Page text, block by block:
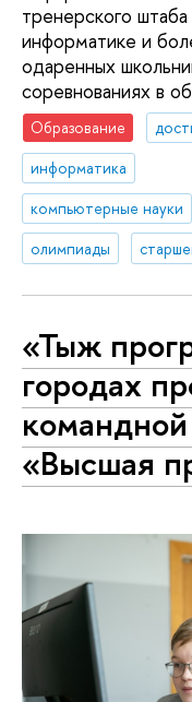
тренерского
информатике и
одаренных
соревнованиях в
Образование
информатика
компьютерные науки
олимпиады
«Тыж
городах
«Высшая